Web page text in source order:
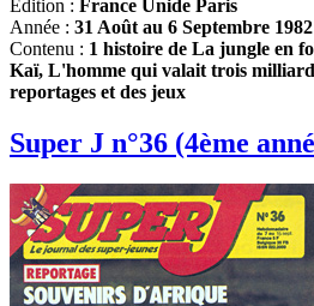
Edition : France Unide Paris
Année : 31 Août au 6 Septembre 1982
Contenu : 1 histoire de La jungle en
Kaï, L'homme qui valait trois
reportages et des jeux
Super J n°36 (4ème